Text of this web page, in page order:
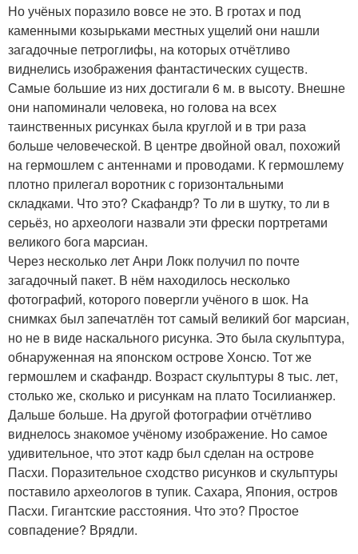
Но учёных поразило вовсе не это. В гротах и под
каменными козырьками местных ущелий они нашли
загадочные петроглифы, на которых отчётливо
виднелись изображения фантастических существ.
Самые большие из них достигали 6 м. в высоту. Внешне
они напоминали человека, но голова на всех
таинственных рисунках была круглой и в три раза
больше человеческой. В центре двойной овал, похожий
на гермошлем с антеннами и проводами. К гермошлему
плотно прилегал воротник с горизонтальными
складками. Что это? Скафандр? То ли в шутку, то ли в
серьёз, но археологи назвали эти фрески портретами
великого бога марсиан.
Через несколько лет Анри Локк получил по почте
загадочный пакет. В нём находилось несколько
фотографий, которого повергли учёного в шок. На
снимках был запечатлён тот самый великий бог марсиан,
но не в виде наскального рисунка. Это была скульптура,
обнаруженная на японском острове Хонсю. Тот же
гермошлем и скафандр. Возраст скульптуры 8 тыс. лет,
столько же, сколько и рисункам на плато Тосилианжер.
Дальше больше. На другой фотографии отчётливо
виднелось знакомое учёному изображение. Но самое
удивительное, что этот кадр был сделан на острове
Пасхи. Поразительное сходство рисунков и скульптуры
поставило археологов в тупик. Сахара, Япония, остров
Пасхи. Гигантские расстояния. Что это? Простое
совпадение? Врядли.